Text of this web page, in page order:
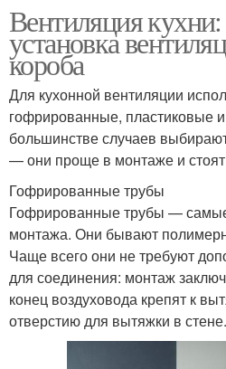
Вентиляция
установка
короба
Для кухонной вентиляции
гофрированные, пластиковые
большинстве случаев
— они проще в монтаже и
Гофрированные трубы
Гофрированные трубы —
монтажа. Они бывают
Чаще всего они не требуют
для соединения: монтаж
конец воздуховода крепят к
отверстию для вытяжки в стене.